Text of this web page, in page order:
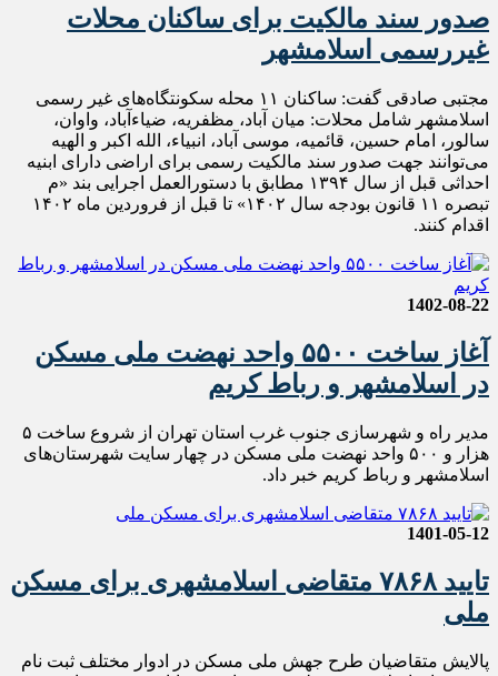
صدور سند مالکیت برای ساکنان محلات
غیررسمی اسلامشهر
مجتبی صادقی گفت: ساکنان ۱۱ محله سکونتگاه‌های غیر رسمی
اسلامشهر شامل محلات: میان آباد، مظفریه، ضیاءآباد، واوان،
سالور، امام حسین، قائمیه، موسی آباد، انبیاء، الله اکبر و الهیه
می‌توانند جهت صدور سند مالکیت رسمی برای اراضی دارای ابنیه
احداثی قبل از سال ۱۳۹۴ مطابق با دستورالعمل اجرایی بند «م
تبصره ۱۱ قانون بودجه سال ۱۴۰۲» تا قبل از فروردین ماه ۱۴۰۲
اقدام کنند.
1402-08-22
آغاز ساخت ۵۵۰۰ واحد نهضت ملی مسکن
در اسلامشهر و رباط کریم
مدیر راه و شهرسازی جنوب غرب استان تهران از شروع ساخت ۵
هزار و ۵۰۰ واحد نهضت ملی مسکن در چهار سایت شهرستان‌های
اسلامشهر و رباط کریم خبر داد.
1401-05-12
تایید ۷۸۶۸ متقاضی اسلامشهری برای مسکن
ملی
پالایش متقاضیان طرح جهش ملی مسکن در ادوار مختلف ثبت نام